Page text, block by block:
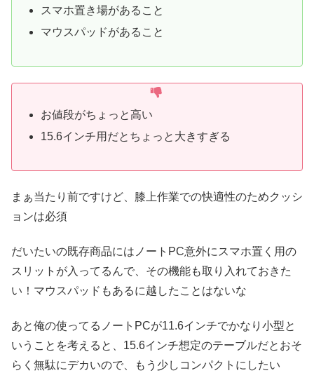
スマホ置き場があること
マウスパッドがあること
お値段がちょっと高い
15.6インチ用だとちょっと大きすぎる
まぁ当たり前ですけど、膝上作業での快適性のためクッシ
ョンは必須
だいたいの既存商品にはノートPC意外にスマホ置く用の
スリットが入ってるんで、その機能も取り入れておきた
い！マウスパッドもあるに越したことはないな
あと俺の使ってるノートPCが11.6インチでかなり小型と
いうことを考えると、15.6インチ想定のテーブルだとおそ
らく無駄にデカいので、もう少しコンパクトにしたい